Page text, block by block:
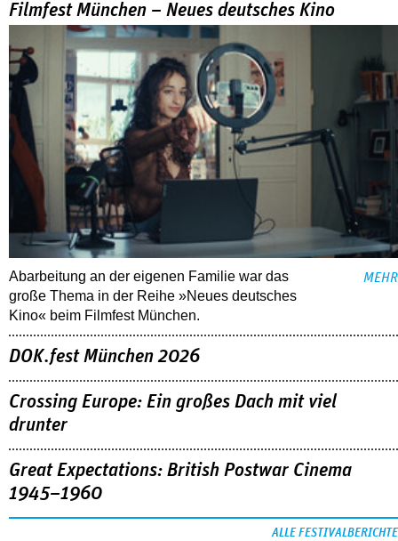
Filmfest München – Neues deutsches Kino
Abarbeitung an der eigenen Familie war das
große Thema in der Reihe »Neues deutsches
Kino« beim Filmfest München.
MEHR
DOK.fest München 2026
Crossing Europe: Ein großes Dach mit viel
drunter
Great Expectations: British Postwar Cinema
1945–1960
ALLE FESTIVALBERICHTE